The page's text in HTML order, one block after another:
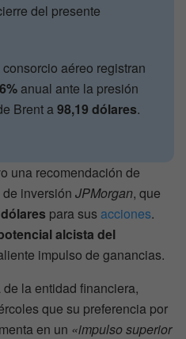
del presente
aéreo registran
6% anual ante la presión
Brent a98,19 dólares.
una recomendación de
inversión JPMorgan, que
para sus acciones.
alcista del
impulso de ganancias.
la entidad financiera,
que su preferencia por
en un «impulso superior